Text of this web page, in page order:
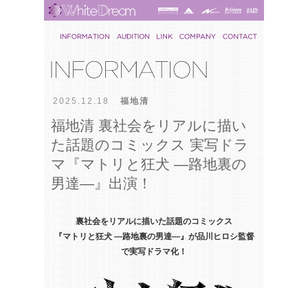
2025.12.18 福地清
福地清 裏社会をリアルに描い
た話題のコミックス 実写ドラ
マ『マトリと狂犬 ―路地裏の
男達―』出演！
裏社会をリアルに描いた話題のコミックス
『マトリと狂犬 ―路地裏の男達―』が品川ヒロシ監督
で実写ドラマ化！